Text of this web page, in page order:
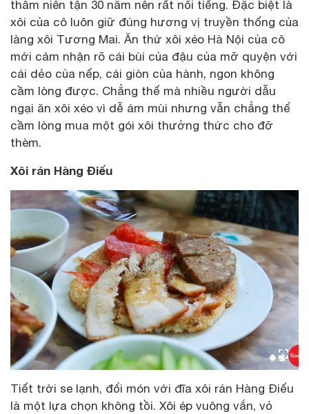
thâm niên tận 30 năm nên rất nổi tiếng. Đặc biệt là
xôi của cô luôn giữ đúng hương vị truyền thống của
làng xôi Tương Mai. Ăn thử xôi xéo Hà Nội của cô
mới cảm nhận rõ cái bùi của đậu của mỡ quyện với
cái dẻo của nếp, cái giòn của hành, ngon không
cầm lòng được. Chẳng thế mà nhiều người dẫu
ngại ăn xôi xéo vì dễ ám mùi nhưng vẫn chẳng thể
cầm lòng mua một gói xôi thưởng thức cho đỡ
thèm.
Xôi rán Hàng Điếu
Tiết trời se lạnh, đổi món với đĩa xôi rán Hàng Điếu
là một lựa chọn không tồi. Xôi ép vuông vắn, vỏ